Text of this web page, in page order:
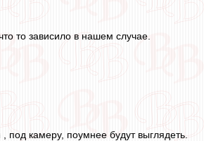
то зависило в нашем случае.
камеру, поумнее будут выглядеть.